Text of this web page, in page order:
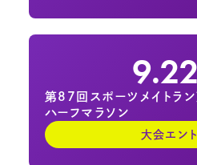
9.22
第87回スポーツメイトラ
ハーフマラソン
大会エン